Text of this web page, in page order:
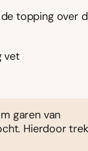
topping over
vet
garen van
Hierdoor